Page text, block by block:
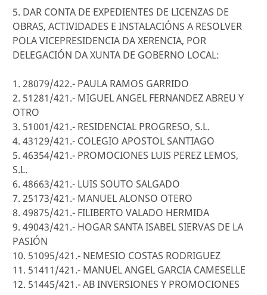
5. DAR CONTA DE EXPEDIENTES DE LICENZAS DE
OBRAS, ACTIVIDADES E INSTALACIÓNS A RESOLVER
POLA VICEPRESIDENCIA DA XERENCIA, POR
DELEGACIÓN DA XUNTA DE GOBERNO LOCAL:
1. 28079/422.- PAULA RAMOS GARRIDO
2. 51281/421.- MIGUEL ANGEL FERNANDEZ ABREU Y
OTRO
3. 51001/421.- RESIDENCIAL PROGRESO, S.L.
4. 43129/421.- COLEGIO APOSTOL SANTIAGO
5. 46354/421.- PROMOCIONES LUIS PEREZ LEMOS,
S.L.
6. 48663/421.- LUIS SOUTO SALGADO
7. 25173/421.- MANUEL ALONSO OTERO
8. 49875/421.- FILIBERTO VALADO HERMIDA
9. 49043/421.- HOGAR SANTA ISABEL SIERVAS DE LA
PASIÓN
10. 51095/421.- NEMESIO COSTAS RODRIGUEZ
11. 51411/421.- MANUEL ANGEL GARCIA CAMESELLE
12. 51445/421.- AB INVERSIONES Y PROMOCIONES